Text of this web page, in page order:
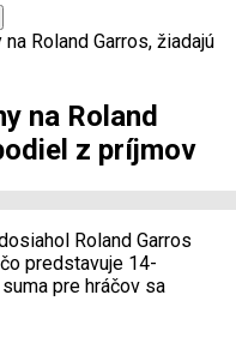
Roland Garros, žiadajú
na Roland
z príjmov
Roland Garros
predstavuje 14-
pre hráčov sa